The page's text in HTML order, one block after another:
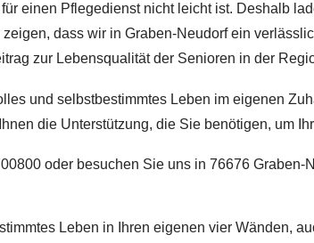
einen Pflegedienst nicht leicht ist. Deshalb
dass wir in Graben-Neudorf ein
zur Lebensqualität der Senioren in der
und selbstbestimmtes Leben im eigenen
die Unterstützung, die Sie benötigen, um
oder besuchen Sie uns in 76676
Leben in Ihren eigenen vier Wänden,